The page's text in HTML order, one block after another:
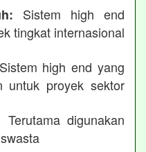
Sistem high end
tingkat internasional
Sistem high end yang
untuk proyek sektor
Terutama digunakan